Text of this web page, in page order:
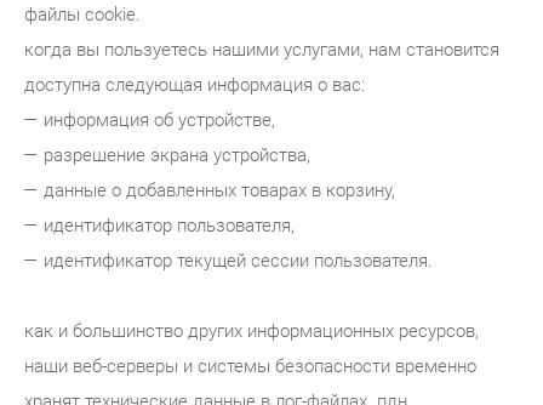
файлы cookie.
когда вы пользуетесь нашими услугами, нам становится
доступна следующая информация о вас:
— информация об устройстве,
— разрешение экрана устройства,
— данные о добавленных товарах в корзину,
— идентификатор пользователя,
— идентификатор текущей сессии пользователя.
как и большинство других информационных ресурсов,
наши веб-серверы и системы безопасности временно
хранят технические данные в лог-файлах. пдн,